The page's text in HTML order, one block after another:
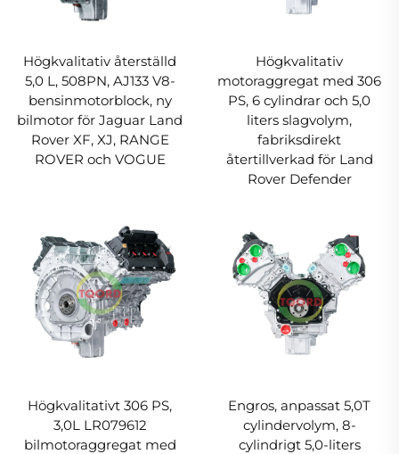
Högkvalitativ återställd
5,0 L, 508PN, AJ133 V8-
bensinmotorblock, ny
bilmotor för Jaguar Land
Rover XF, XJ, RANGE
ROVER och VOGUE
Högkvalitativ
motoraggregat med 306
PS, 6 cylindrar och 5,0
liters slagvolym,
fabriksdirekt
återtillverkad för Land
Rover Defender
Högkvalitativt 306 PS,
3,0L LR079612
bilmotoraggregat med
Engros, anpassat 5,0T
cylindervolym, 8-
cylindrigt 5,0-liters